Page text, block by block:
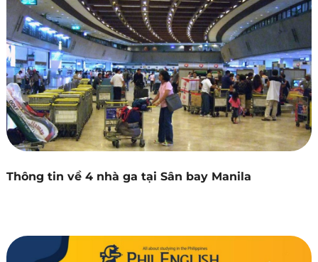
Thông tin về 4 nhà ga tại Sân bay Manila